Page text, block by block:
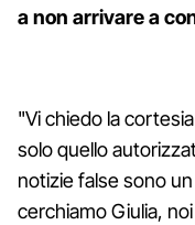
a non arrivare a
"Vi chiedo la
solo quello
notizie false sono
cerchiamo Giulia,